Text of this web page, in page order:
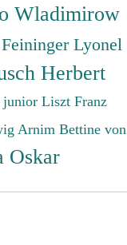
Wladimirow
Feininger Lyonel
Herbert
junior Liszt Franz
Arnim Bettine von
Oskar